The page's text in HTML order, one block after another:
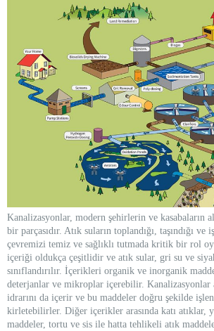
Kanalizasyonlar, modern şehirlerin ve kasabaların
bir parçasıdır. Atık suların toplandığı, taşındığı ve
çevremizi temiz ve sağlıklı tutmada kritik bir rol
içeriği oldukça çeşitlidir ve atık sular, gri su ve
sınıflandırılır. İçerikleri organik ve inorganik
deterjanlar ve mikroplar içerebilir. Kanalizasyonlar
idrarını da içerir ve bu maddeler doğru şekilde
kirletebilirler. Diğer içerikler arasında katı atıklar,
maddeler, tortu ve sis ile hatta tehlikeli atık